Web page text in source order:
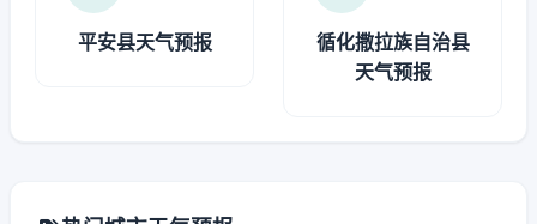
平安县天气预报
循化撒拉族自治县
天气预报